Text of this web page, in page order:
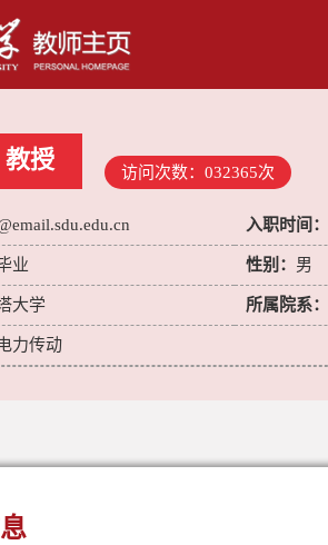
教授 访问次数： 032365次
入职时间：
业 性别： 男
大学 所属院系：
力传动